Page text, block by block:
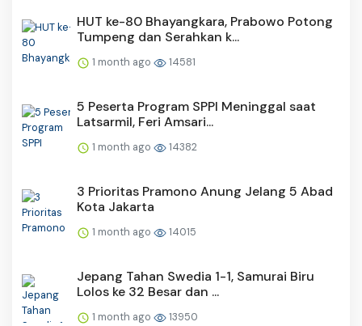
HUT ke-80 Bhayangkara, Prabowo Potong
Tumpeng dan Serahkan k...
1 month ago 14581
5 Peserta Program SPPI Meninggal saat
Latsarmil, Feri Amsari...
1 month ago 14382
3 Prioritas Pramono Anung Jelang 5 Abad
Kota Jakarta
1 month ago 14015
Jepang Tahan Swedia 1-1, Samurai Biru
Lolos ke 32 Besar dan ...
1 month ago 13950